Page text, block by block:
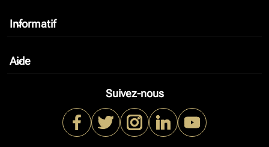
Informatif
keyboard_arrow_down
Aide
keyboard_arrow_down
Suivez-nous